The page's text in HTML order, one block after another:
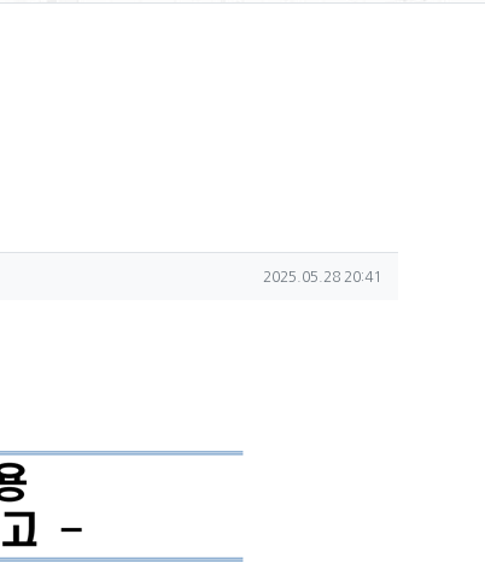
작성일
2025.05.28 20:41